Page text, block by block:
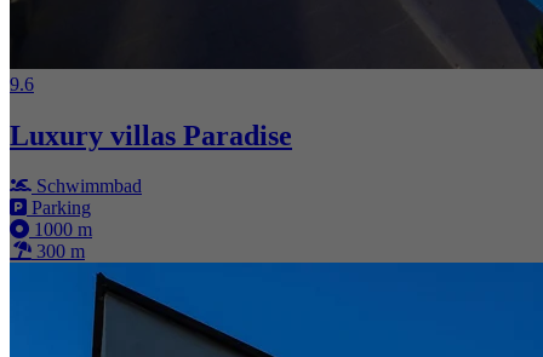
9.6
Luxury villas Paradise
Schwimmbad
Parking
1000 m
300 m